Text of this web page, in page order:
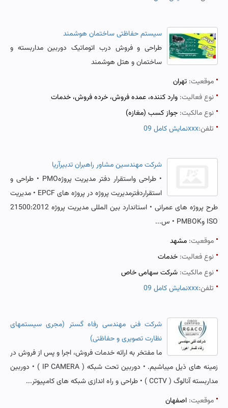
سیستم حفاظتی ساختمان هوشمند
طراحی و فروش درب اتوماتیک دوربین مداربسته و
ساختمان و هتل هوشمند
موقعیت: تهران
نوع فعالیت: وارد کننده، عمده فروش، خرده فروش، خدمات
نوع مالکیت: جواز کسب (مغازه)
تلفن:نمایش کامل 09xxx
شرکت مهندسین مشاور راهبران تدبیرآریا
• طراحی واستقرار دفتر مدیریت پروژهPMO • طراحی و
استقراردفترمدیریت پروژه در پروژه های EPCF • مدیریت
طرح پروژه های عمرانی • استاندارد بین المللی مدیریت پروژه 21500:2012
ISO وPMBOK • س...
موقعیت: مشهد
نوع فعالیت: خدمات
نوع مالکیت: شرکت سهامی خاص
تلفن:نمایش کامل 09xxx
شرکت فنی مهندسی رفاه گستر (مجری سیستمهای
نظارت تصویری و حفاظتی)
ما مفتخر به ارائه خدمات فروش، اجرا و پس از فروش در
زمینه های ذیل میباشیم. • دوربین تحت شبکه ( IP CAMERA ) • دوربین
مداربسته آنالوگ ( CCTV ) • طراحی و راه اندازی شبکه های کامپیوتر...
موقعیت: اصفهان